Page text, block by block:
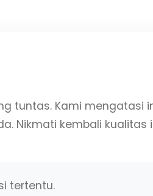
tuntas. Kami mengatasi
Nikmati kembali
tertentu.